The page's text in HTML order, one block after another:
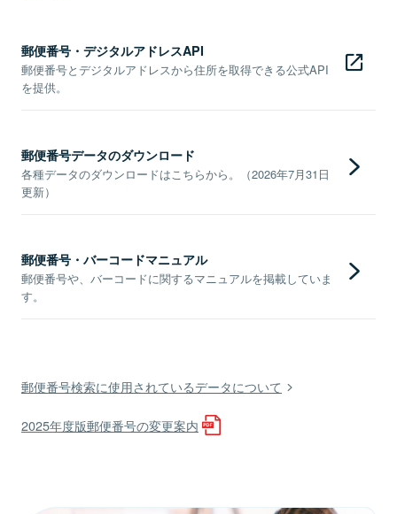
郵便番号・デジタルアドレスAPI
郵便番号とデジタルアドレスから住所を取得できる公式API
を提供。
郵便番号データのダウンロード
各種データのダウンロードはこちらから。（2026年7月31日
更新）
郵便番号・バーコードマニュアル
郵便番号や、バーコードに関するマニュアルを掲載していま
す。
郵便番号検索に使用されているデータについて
2025年度版郵便番号の変更案内